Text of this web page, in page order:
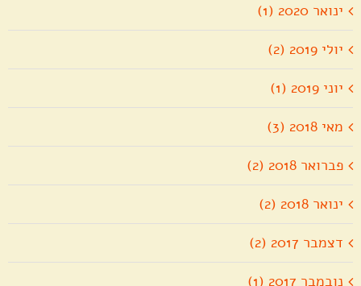
ינואר 2020 (1)
יולי 2019 (2)
יוני 2019 (1)
מאי 2018 (3)
פברואר 2018 (2)
ינואר 2018 (2)
דצמבר 2017 (2)
נובמבר 2017 (1)